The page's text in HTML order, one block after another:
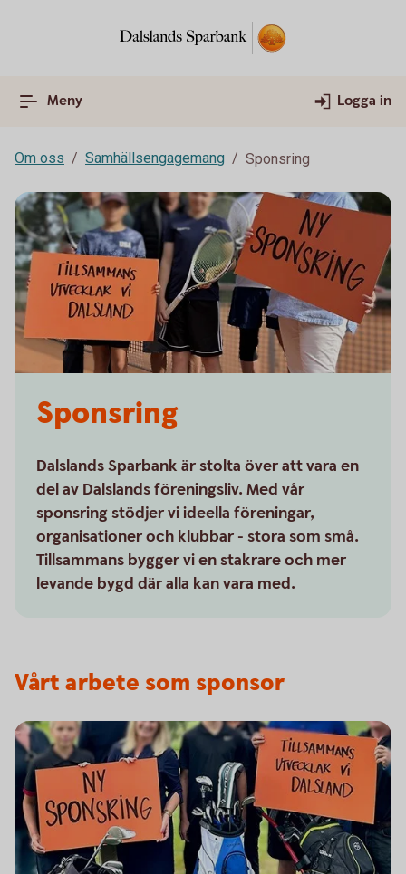
Meny Logga in
Om oss Samhällsengagemang Sponsring
Sponsring
Dalslands Sparbank är stolta över att vara en
del av Dalslands föreningsliv. Med vår
sponsring stödjer vi ideella föreningar,
organisationer och klubbar - stora som små.
Tillsammans bygger vi en stakrare och mer
levande bygd där alla kan vara med.
Vårt arbete som sponsor